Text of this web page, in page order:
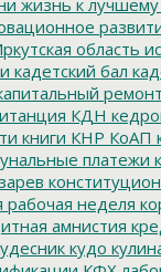
жизнь к лучшему
область
кадетский бал
ремонт
КДН
книги КНР КоАП
платежи
рабочая неделя
амнистия
кудо